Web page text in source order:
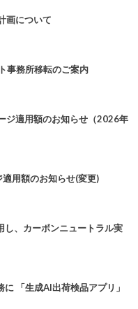
画について
事務所移転のご案内
ジ適用額のお知らせ（2026年
用額のお知らせ(変更)
し、カーボンニュートラル実
「生成AI出荷検品アプリ」